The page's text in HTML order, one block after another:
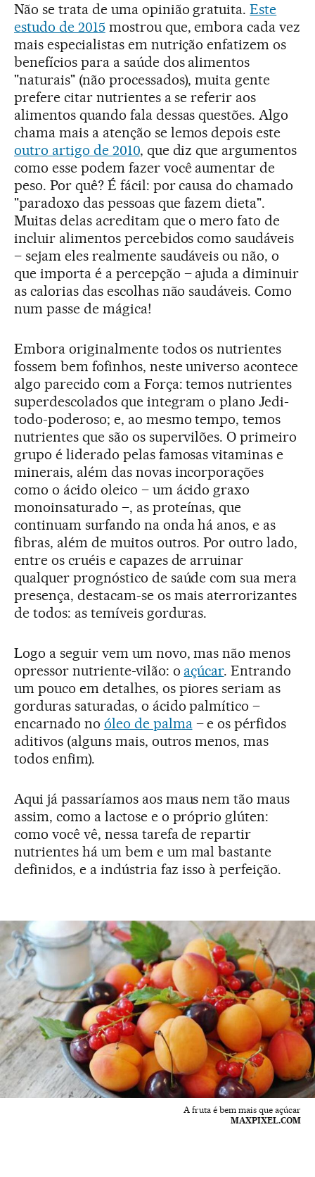
Não se trata de uma opinião gratuita.Este
estudo de 2015 mostrou que, embora cada vez
mais especialistas em nutrição enfatizem os
benefícios para a saúde dos alimentos
"naturais" (não processados), muita gente
prefere citar nutrientes a se referir aos
alimentos quando fala dessas questões. Algo
chama mais a atenção se lemos depois este
outro artigo de 2010, que diz que argumentos
como esse podem fazer você aumentar de
peso. Por quê? É fácil: por causa do chamado
"paradoxo das pessoas que fazem dieta".
Muitas delas acreditam que o mero fato de
incluir alimentos percebidos como saudáveis
– sejam eles realmente saudáveis ou não, o
que importa é a percepção – ajuda a diminuir
as calorias das escolhas não saudáveis. Como
num passe de mágica!
Embora originalmente todos os nutrientes
fossem bem fofinhos, neste universo acontece
algo parecido com a Força: temos nutrientes
superdescolados que integram o plano Jedi-
todo-poderoso; e, ao mesmo tempo, temos
nutrientes que são os supervilões. O primeiro
grupo é liderado pelas famosas vitaminas e
minerais, além das novas incorporações
como o ácido oleico – um ácido graxo
monoinsaturado –, as proteínas, que
continuam surfando na onda há anos, e as
fibras, além de muitos outros. Por outro lado,
entre os cruéis e capazes de arruinar
qualquer prognóstico de saúde com sua mera
presença, destacam-se os mais aterrorizantes
de todos: as temíveis gorduras.
Logo a seguir vem um novo, mas não menos
opressor nutriente-vilão: o açúcar. Entrando
um pouco em detalhes, os piores seriam as
gorduras saturadas, o ácido palmítico –
encarnado no óleo de palma– e os pérfidos
aditivos (alguns mais, outros menos, mas
todos enfim).
Aqui já passaríamos aos maus nem tão maus
assim, como a lactose e o próprio glúten:
como você vê, nessa tarefa de repartir
nutrientes há um bem e um mal bastante
definidos, e a indústria faz isso à perfeição.
A fruta é bem mais que açúcar
MAXPIXEL.COM